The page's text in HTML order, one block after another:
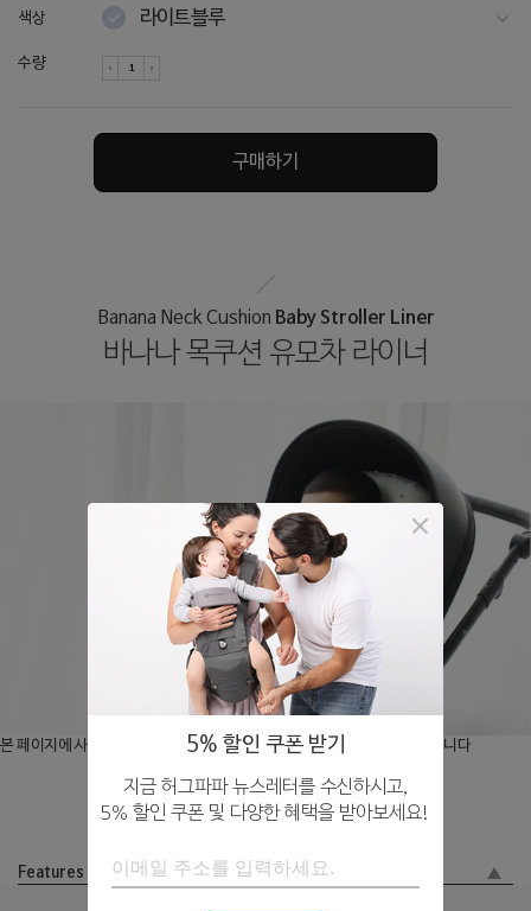
색상
라이트블루
네이비
수량
구매하기
Banana Neck Cushion Baby Stroller Liner
바나나 목쿠션 유모차 라이너
본 페이지에 사용된 제품 이미지는 실제 제품과 부분적으로 상이할 수 있습니다
Features
5% 할인 쿠폰 받기
지금 허그파파 뉴스레터를 수신하시고,
5% 할인 쿠폰 및 다양한 혜택을 받아보세요!